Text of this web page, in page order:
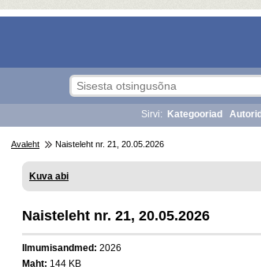
Sirvi: Kategooriad Autorid
Avaleht Naisteleht nr. 21, 20.05.2026
Kuva abi
Naisteleht nr. 21, 20.05.2026
Ilmumisandmed: 2026
Maht: 144 KB